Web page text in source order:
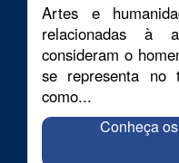
Artes e
relacionadas à
consideram o
se representa no
como...
Conheça